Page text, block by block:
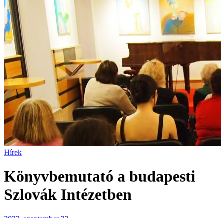
Hírek
Könyvbemutató a budapesti
Szlovák Intézetben